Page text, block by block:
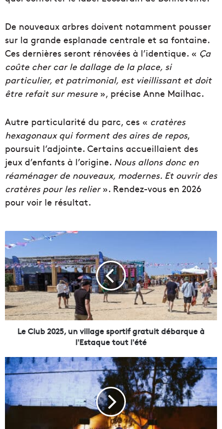
De nouveaux arbres doivent notamment pousser
sur la grande esplanade centrale et sa fontaine.
Ces dernières seront rénovées à l’identique. « Ça
coûte cher car le dallage de la place, si
particulier, et patrimonial, est vieillissant et doit
être refait sur mesure», précise Anne Mailhac.
Autre particularité du parc, ces « cratères
hexagonaux qui forment des aires de repos,
poursuit l’adjointe. Certains accueillaient des
jeux d’enfants à l’origine. Nous allons donc en
réaménager de nouveaux, modernes. Et ouvrir des
cratères pour les relier». Rendez-vous en 2026
pour voir le résultat.
e
C
l
u
b
2
0
2
n
v
i
l
l
a
Le Club 2025, un village sportif gratuit débarque à
l'Estaque tout l'été
L
e
s
s
o
i